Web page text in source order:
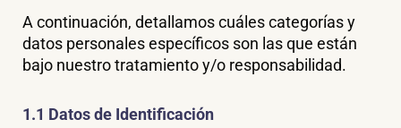
A continuación, detallamos cuáles categorías y
datos personales específicos son las que están
bajo nuestro tratamiento y/o responsabilidad.
1.1 Datos de Identificación